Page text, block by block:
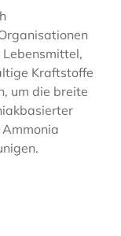
Lebensmittel,
Kraftstoffe
um die breite